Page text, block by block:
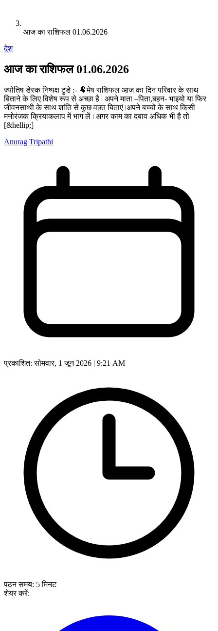
आज का राशिफल 01.06.2026
देश
आज का राशिफल 01.06.2026
ज्योतिष डेस्क निष्पक्ष टुडे :- 🐏मेष राशिफल आज का दिन परिवार के साथ
बिताने के लिए विशेष रूप से अच्छा है ǀ अपने माता –पिता,बहन- भाइयो या फिर
जीवनसाथी के साथ शांति से कुछ वक़्त बिताएं ǀअपने बच्चों के साथ किसी
मनोरंजक क्रियाकलाप में भाग लें ǀ अगर काम का दबाव अधिक भी है तो
[&hellip;]
Anurag Tripathi
प्रकाशित:सोमवार, 1 जून 2026 | 9:21 AM
पठन समय: 5मिनट
शेयर करें: